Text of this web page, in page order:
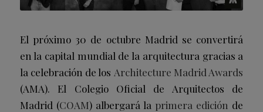
El próximo 30 de octubre Madrid se convertirá
en la capital mundial de la arquitectura gracias a
la celebración de los Architecture Madrid Awards
(AMA). El Colegio Oficial de Arquitectos de
Madrid (COAM) albergará la primera edición de